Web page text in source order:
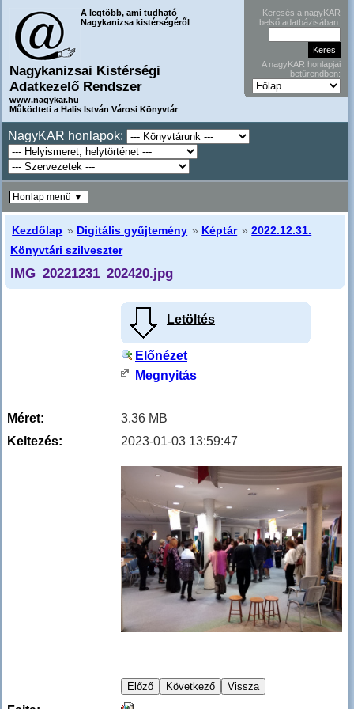
A legtöbb, ami tudható
Nagykanizsa kistérségéről
Nagykanizsai Kistérségi
Adatkezelő Rendszer
www.nagykar.hu
Működteti a Halis István Városi Könyvtár
Keresés a nagyKAR
belső adatbázisában:
A nagyKAR honlapjai
betűrendben:
NagyKAR honlapok:
Kezdőlap » Digitális gyűjtemény » Képtár »2022.12.31.
Könyvtári szilveszter
IMG_20221231_202420.jpg
Letöltés
Előnézet
Megnyitás
Méret:
3.36 MB
Keltezés:
2023-01-03 13:59:47
Honlap menü ▼